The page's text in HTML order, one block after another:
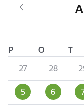
P O T
27
28
5 6